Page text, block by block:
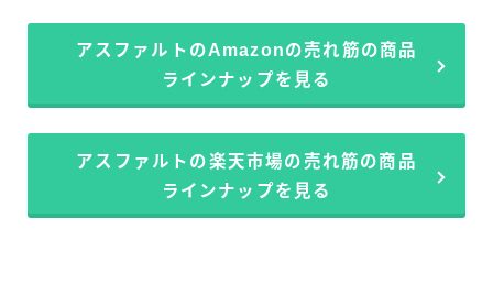
アスファルトのAmazonの売れ筋の商品
ラインナップを見る
アスファルトの楽天市場の売れ筋の商品
ラインナップを見る